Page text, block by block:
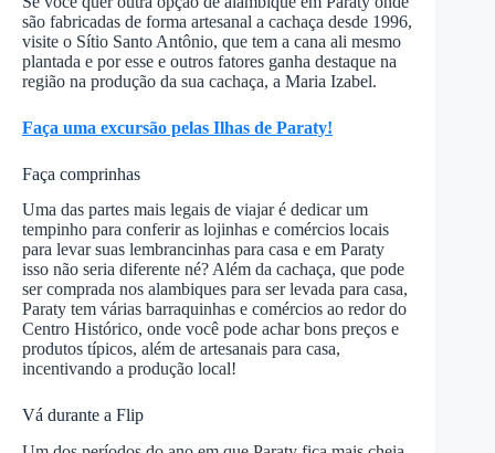
são fabricadas de forma artesanal a cachaça desde 1996,
visite o Sítio Santo Antônio, que tem a cana ali mesmo
plantada e por esse e outros fatores ganha destaque na
região na produção da sua cachaça, a Maria Izabel.
Faça uma excursão pelas Ilhas de Paraty!
Faça comprinhas
Uma das partes mais legais de viajar é dedicar um
tempinho para conferir as lojinhas e comércios locais
para levar suas lembrancinhas para casa e em Paraty
isso não seria diferente né? Além da cachaça, que pode
ser comprada nos alambiques para ser levada para casa,
Paraty tem várias barraquinhas e comércios ao redor do
Centro Histórico, onde você pode achar bons preços e
produtos típicos, além de artesanais para casa,
incentivando a produção local!
Vá durante a Flip